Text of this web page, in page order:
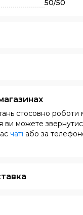
50/50
стосовно роботи
ви можете
чаті або за